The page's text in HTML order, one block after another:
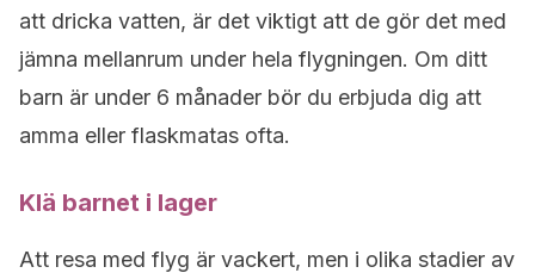
att dricka vatten, är det viktigt att de gör det med
jämna mellanrum under hela flygningen. Om ditt
barn är under 6 månader bör du erbjuda dig att
amma eller flaskmatas ofta.
Klä barnet i lager
Att resa med flyg är vackert, men i olika stadier av